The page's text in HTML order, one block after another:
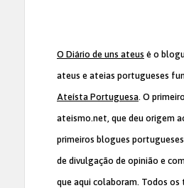
O Diário de uns ateus é o
ateus e ateias portugueses
Ateísta Portuguesa. O
ateismo.net, que deu origem
primeiros blogues
de divulgação de opinião e
que aqui colaboram. Todos